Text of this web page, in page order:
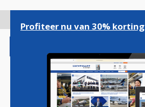
gaan
Profiteer nu van 30% korting